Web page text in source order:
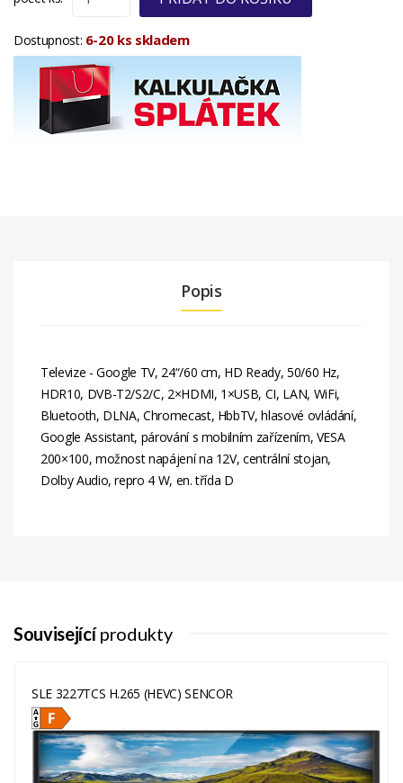
Dostupnost: 6-20 ks skladem
Popis
Televize - Google TV, 24“/60 cm, HD Ready, 50/60 Hz,
HDR10, DVB-T2/S2/C, 2×HDMI, 1×USB, CI, LAN, WiFi,
Bluetooth, DLNA, Chromecast, HbbTV, hlasové ovládání,
Google Assistant, párování s mobilním zařízením, VESA
200×100, možnost napájení na 12V, centrální stojan,
Dolby Audio, repro 4 W, en. třída D
Související produkty
SLE 3227TCS H.265 (HEVC) SENCOR